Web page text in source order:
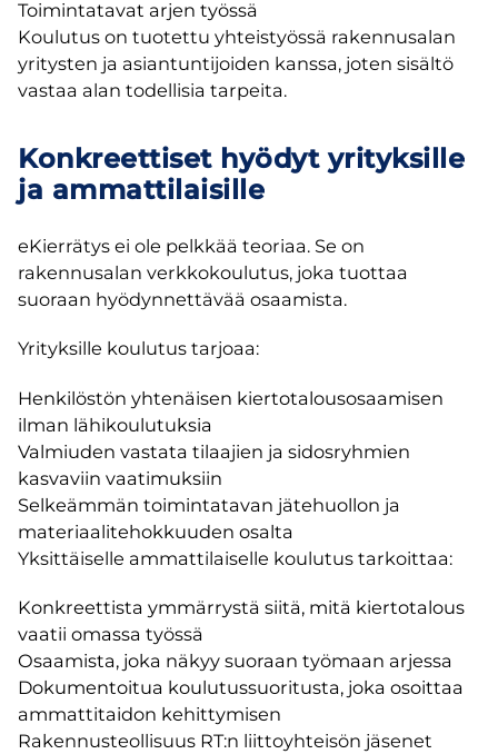
Toimintatavat arjen työssä
Koulutus on tuotettu yhteistyössä rakennusalan
yritysten ja asiantuntijoiden kanssa, joten sisältö
vastaa alan todellisia tarpeita.
Konkreettiset hyödyt yrityksille
ja ammattilaisille
eKierrätys ei ole pelkkää teoriaa. Se on
rakennusalan verkkokoulutus, joka tuottaa
suoraan hyödynnettävää osaamista.
Yrityksille koulutus tarjoaa:
Henkilöstön yhtenäisen kiertotalousosaamisen
ilman lähikoulutuksia
Valmiuden vastata tilaajien ja sidosryhmien
kasvaviin vaatimuksiin
Selkeämmän toimintatavan jätehuollon ja
materiaalitehokkuuden osalta
Yksittäiselle ammattilaiselle koulutus tarkoittaa:
Konkreettista ymmärrystä siitä, mitä kiertotalous
vaatii omassa työssä
Osaamista, joka näkyy suoraan työmaan arjessa
Dokumentoitua koulutussuoritusta, joka osoittaa
ammattitaidon kehittymisen
Rakennusteollisuus RT:n liittoyhteisön jäsenet